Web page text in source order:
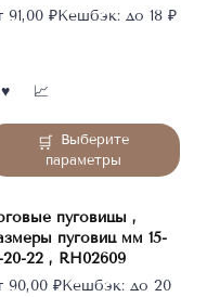
выбрать
91,00 ₽Кешбэк: до 18 ₽
Выберите
параметры
Этот
товар
имеет
вариаций.
Опции
выбрать
пуговицы ,
пуговиц мм 15-
20-22 , RH02609
90,00 ₽Кешбэк: до 20